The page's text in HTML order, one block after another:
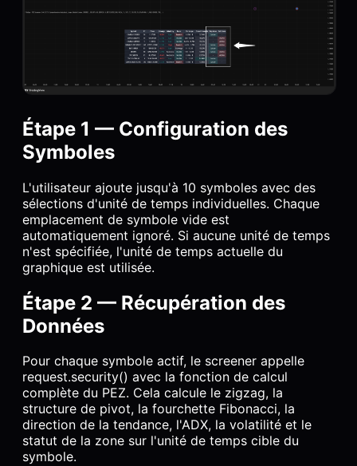
Étape 1 — Configuration des
Symboles
L'utilisateur ajoute jusqu'à 10 symboles avec des
sélections d'unité de temps individuelles. Chaque
emplacement de symbole vide est
automatiquement ignoré. Si aucune unité de temps
n'est spécifiée, l'unité de temps actuelle du
graphique est utilisée.
Étape 2 — Récupération des
Données
Pour chaque symbole actif, le screener appelle
request.security() avec la fonction de calcul
complète du PEZ. Cela calcule le zigzag, la
structure de pivot, la fourchette Fibonacci, la
direction de la tendance, l'ADX, la volatilité et le
statut de la zone sur l'unité de temps cible du
symbole.